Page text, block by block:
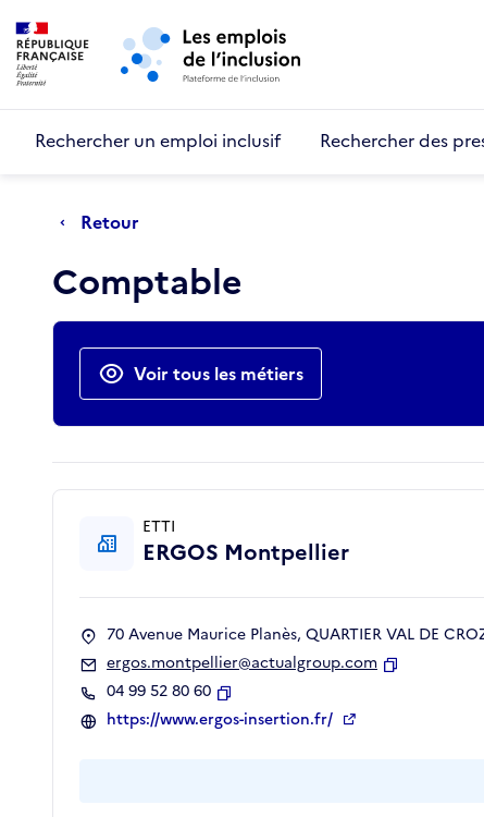
Aller au menu principal
Rechercher un emploi inclusif Rechercher des
Retour
Comptable
Actions rapides
Voir tous les métiers
ETTI
ERGOS Montpellier
70 Avenue Maurice Planès, QUARTIER VAL DE
ergos.montpellier@actualgroup.com
04 99 52 80 60
Copier
https://www.ergos-insertion.fr/